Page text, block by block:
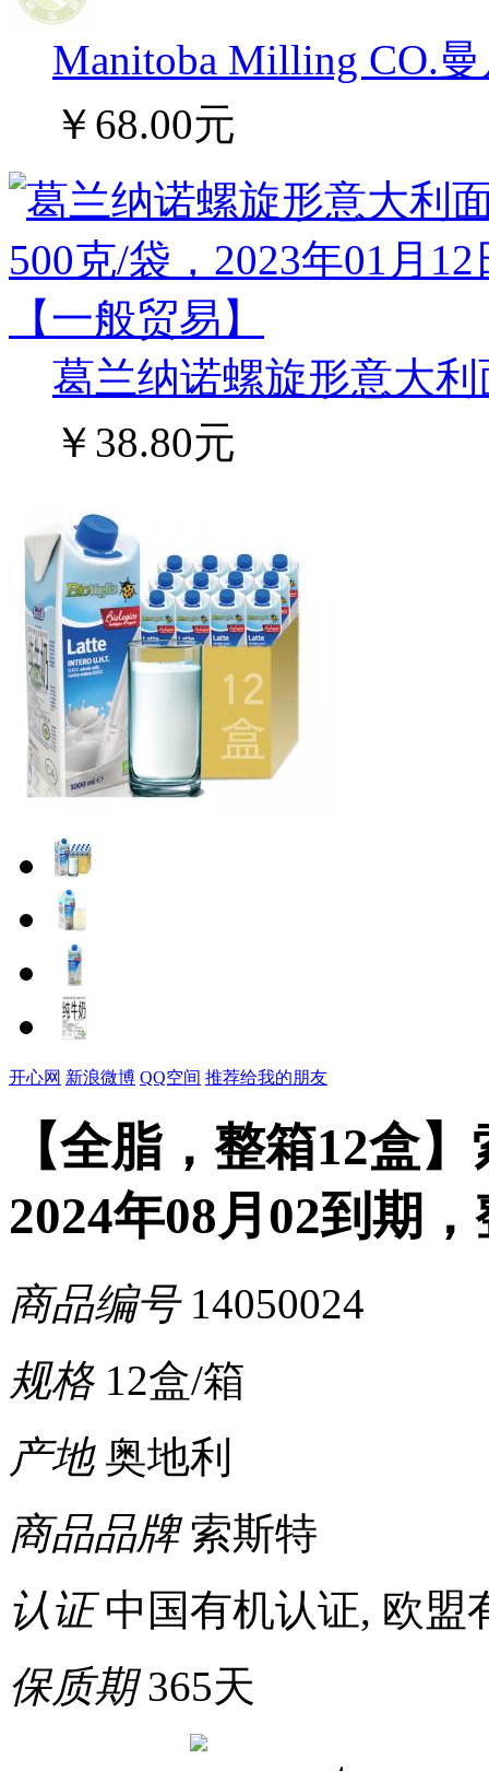
Manitoba Milling CO.
￥68.00元
葛兰纳诺螺旋形意大利
￥38.80元
开心网 新浪微博 QQ空间 推荐给我的朋友
【全脂，整箱12盒
2024年08月02到期
商品编号14050024
规格12盒/箱
产地奥地利
商品品牌索斯特
认证中国有机认证, 欧盟
保质期365天